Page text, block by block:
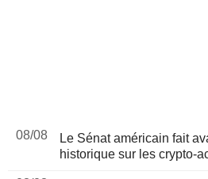
08/08
Le Sénat américain fait
historique sur les crypto-